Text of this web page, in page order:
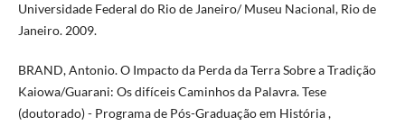
Universidade Federal do Rio de Janeiro/ Museu Nacional, Rio de
Janeiro. 2009.
BRAND, Antonio. O Impacto da Perda da Terra Sobre a Tradição
Kaiowa/Guarani: Os difíceis Caminhos da Palavra. Tese
(doutorado) - Programa de Pós-Graduação em História ,